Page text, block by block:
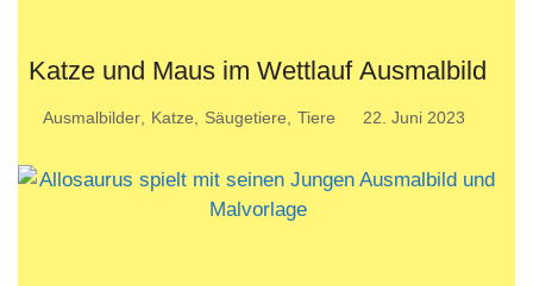
Katze und Maus im Wettlauf Ausmalbild
Ausmalbilder, Katze Säugetiere Tiere 22. Juni 2023